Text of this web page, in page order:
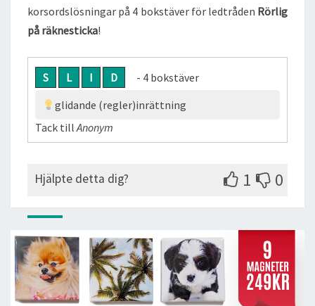
korsordslösningar på 4 bokstäver för ledtråden Rörlig
på räknesticka!
S L I D
- 4 bokstäver
glidande (regler)inrättning
Tack tillAnonym
Hjälpte detta dig? 1 0